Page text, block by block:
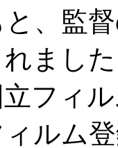
、監
まし
フィ
ィルム